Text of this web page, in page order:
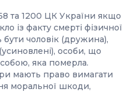
та 1200 ЦК України якщо
із факту смерті фізичної
чоловік (дружина),
особи, що
яка померла.
мають право вимагати
моральної шкоди,